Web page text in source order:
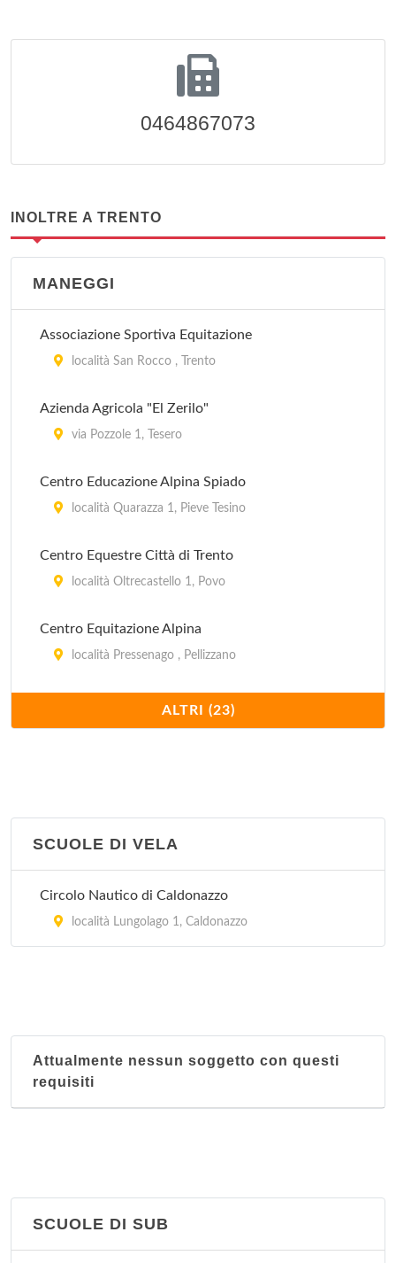
0464867073
INOLTRE A TRENTO
MANEGGI
Associazione Sportiva Equitazione
località San Rocco , Trento
Azienda Agricola "El Zerilo"
via Pozzole 1, Tesero
Centro Educazione Alpina Spiado
località Quarazza 1, Pieve Tesino
Centro Equestre Città di Trento
località Oltrecastello 1, Povo
Centro Equitazione Alpina
località Pressenago , Pellizzano
Centro Ippico "La Roccia"
località San Rocco 10, Villazzano
Centro Ippico Paradiso
Centro Ippico Val Rendena
località Pineta , Pinzolo
Club Ippico San Giorgio
ALTRI (23)
SCUOLE DI VELA
Circolo Nautico di Caldonazzo
località Lungolago 1, Caldonazzo
Attualmente nessun soggetto con questi
requisiti
SCUOLE DI SUB